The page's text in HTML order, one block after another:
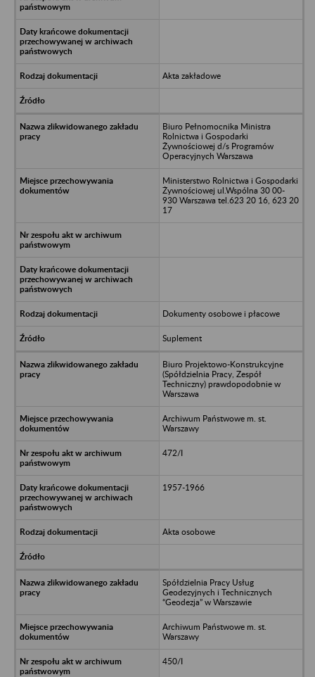
Akta zakładowe
Biuro Pełnomocnika Ministra
Rolnictwa i Gospodarki
Żywnościowej d/s Programów
Operacyjnych Warszawa
Ministerstwo Rolnictwa i Gospodarki
Żywnościowej ul.Wspólna 30 00-
930 Warszawa tel.623 20 16, 623 20
17
Dokumenty osobowe i płacowe
Suplement
Biuro Projektowo-Konstrukcyjne
(Spółdzielnia Pracy, Zespół
Techniczny) prawdopodobnie w
Warszawa
Archiwum Państwowe m. st.
Warszawy
472/I
1957-1966
Akta osobowe
Spółdzielnia Pracy Usług
Geodezyjnych i Technicznych
“Geodezja” w Warszawie
Archiwum Państwowe m. st.
Warszawy
450/I